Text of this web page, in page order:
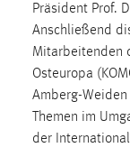
Präsident Prof.
Anschließend
Mitarbeitenden
Osteuropa
Amberg-
Themen im
der
Cookie
30 Tage
Chat